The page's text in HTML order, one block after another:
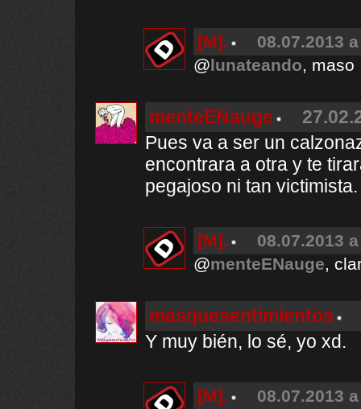
[M].
08.07.2013
@lunateando, maso
menteENauge
Pues va a ser un
encontrara a otra y te
pegajoso ni tan victimista.
[M].
08.07.2013
@menteENauge,
masquesentimientos
Y muy bién, lo sé, yo xd.
[M].
08.07.2013